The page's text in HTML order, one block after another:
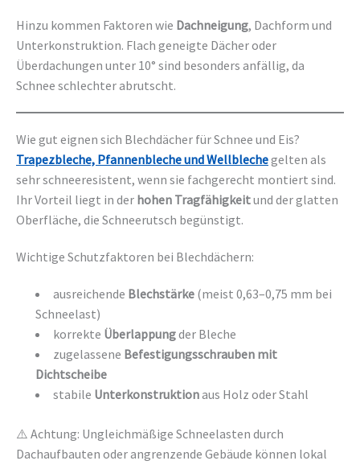
Hinzu kommen Faktoren wie Dachneigung, Dachform und
Unterkonstruktion. Flach geneigte Dächer oder
Überdachungen unter 10° sind besonders anfällig, da
Schnee schlechter abrutscht.
Wie gut eignen sich Blechdächer für Schnee und Eis?
Trapezbleche, Pfannenbleche und Wellblechegelten als
sehr schneeresistent, wenn sie fachgerecht montiert sind.
Ihr Vorteil liegt in der hohen Tragfähigkeitund der glatten
Oberfläche, die Schneerutsch begünstigt.
Wichtige Schutzfaktoren bei Blechdächern:
ausreichende Blechstärke (meist 0,63–0,75 mm bei
Schneelast)
korrekte Überlappungder Bleche
zugelassene Befestigungsschrauben mit
Dichtscheibe
stabile Unterkonstruktionaus Holz oder Stahl
⚠️ Achtung: Ungleichmäßige Schneelasten durch
Dachaufbauten oder angrenzende Gebäude können lokal